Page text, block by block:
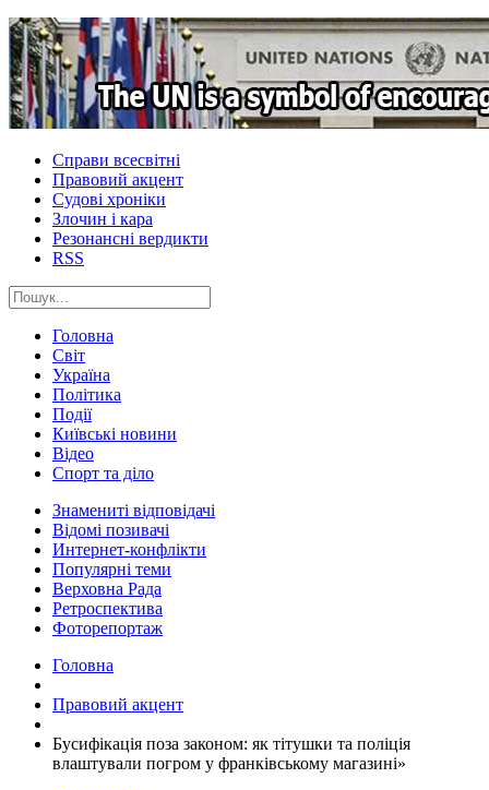
Справи всесвітні
Правовий акцент
Судові хроніки
Злочин і кара
Резонансні вердикти
RSS
Головна
Світ
Україна
Політика
Події
Київські новини
Відео
Спорт та діло
Знамениті відповідачі
Відомі позивачі
Интернет-конфлікти
Популярні теми
Верховна Рада
Ретроспектива
Фоторепортаж
Головна
Правовий акцент
​Бусифікація поза законом: як тітушки та поліція
влаштували погром у франківському магазині»